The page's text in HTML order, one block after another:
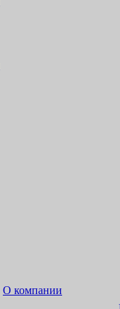
О компании